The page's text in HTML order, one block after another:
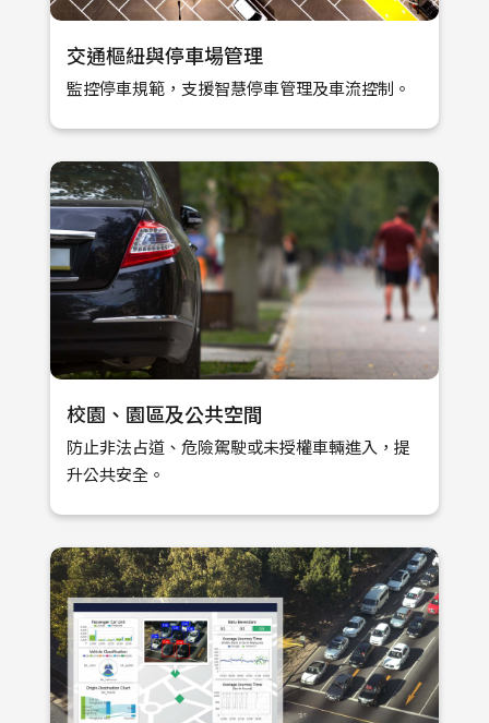
交通樞紐與停車場管理
監控停車規範，支援智慧停車管理及車流控制。
校園、園區及公共空間
防止非法占道、危險駕駛或未授權車輛進入，提
升公共安全。